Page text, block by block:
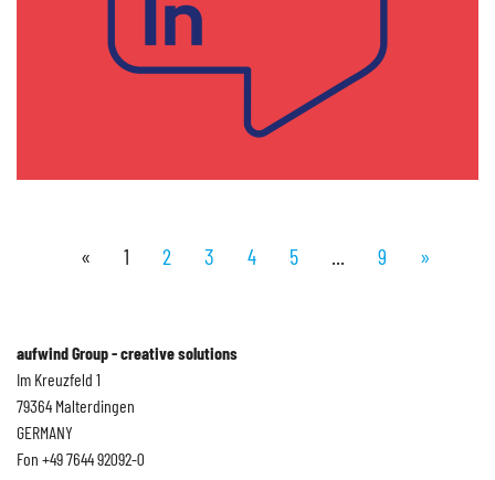
Im Rahmen des sozialen Projektes für
die sozialpolitische Relevanz und
wissenschaftliche Tiefe des Projekts
widerspiegelt.
Mehr
« 1 2 3 4 5 ... 9 »
aufwind Group - creative solutions
Im Kreuzfeld 1
79364 Malterdingen
GERMANY
Fon +49 7644 92092-0